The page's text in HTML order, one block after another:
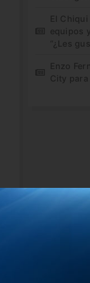
El
equipos
“¿Les
Enzo
City